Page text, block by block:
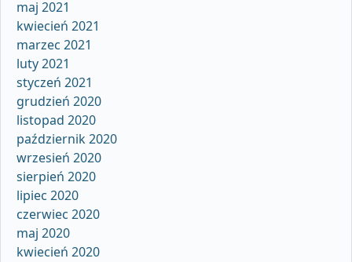
maj 2021
kwiecień 2021
marzec 2021
luty 2021
styczeń 2021
grudzień 2020
listopad 2020
październik 2020
wrzesień 2020
sierpień 2020
lipiec 2020
czerwiec 2020
maj 2020
kwiecień 2020